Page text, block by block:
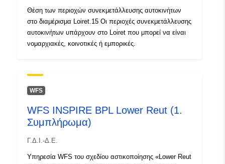
Συσσωρευμένη
περιοδικότητα:
daily
Θέση των περιοχών συνεκμετάλλευσης αυτοκινήτων
στο διαμέρισμα Loiret.15 Οι περιοχές συνεκμετάλλευσης
αυτοκινήτων υπάρχουν στο Loiret που μπορεί να είναι
νομαρχιακές, κοινοτικές ή εμπορικές.
WFS
WFS INSPIRE BPL Lower Reut (1.
Συμπλήρωμα)
Γ.Δ.Ι.-Δ.Ε.
Υπηρεσία WFS του σχεδίου αστικοποίησης «Lower Reut